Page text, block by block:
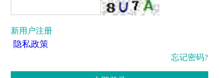
新用户注册
隐私政策
忘记密码?